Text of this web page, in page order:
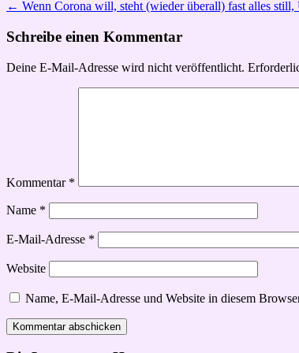
← Wenn Corona will, steht (wieder überall) fast alles still,
Schreibe einen Kommentar
Deine E-Mail-Adresse wird nicht veröffentlicht.
Kommentar *
Name *
E-Mail-Adresse *
Website
Name, E-Mail-Adresse und Website in diesem